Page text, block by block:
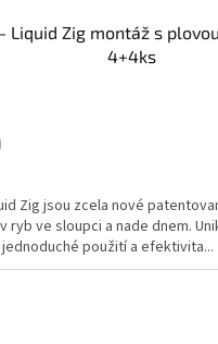
Liquid Zig montáž s
4+4ks
Zig jsou zcela nové
ryb ve sloupci a nade dnem.
použití a efektivita...